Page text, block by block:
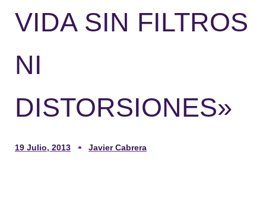
VIDA SIN FILTROS
NI
DISTORSIONES»
19 Julio, 2013 Javier Cabrera